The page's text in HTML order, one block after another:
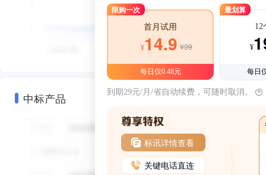
中标产品
限购一次
首月试用
¥14.9 ¥39
每日仅0.48元
最划算
12
¥
每日
到期29元/月/省自动续费，可随时取消。
标讯详情查看
关键电话直连